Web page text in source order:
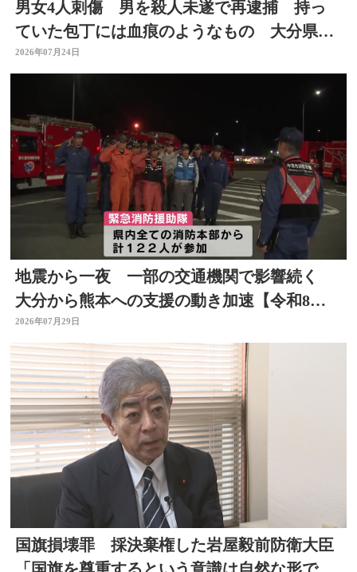
男女4人刺傷 男を殺人未遂で再逮捕 持っ
ていた包丁には血痕のようなもの 大分県佐
伯市
2026年07月24日
地震から一夜 一部の交通機関で影響続く
大分から熊本への支援の動き加速【令和8年
熊本地震】
2026年07月29日
国旗損壊罪 採決棄権した岩屋毅前防衛大臣